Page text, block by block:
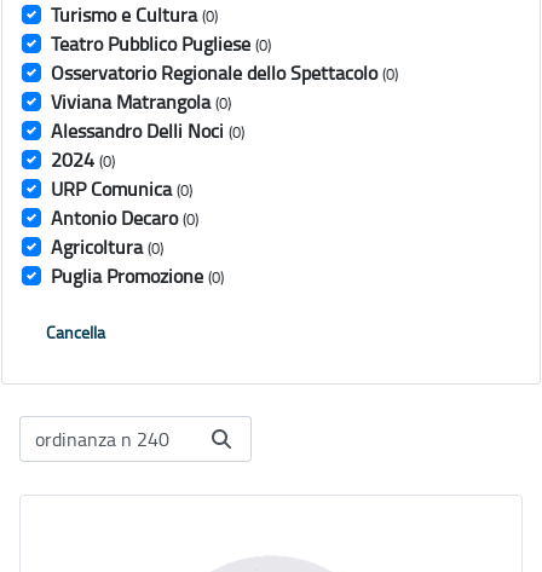
Turismo e Cultura (0)
Teatro Pubblico Pugliese (0)
Osservatorio Regionale dello Spettacolo (0)
Viviana Matrangola (0)
Alessandro Delli Noci (0)
2024 (0)
URP Comunica (0)
Antonio Decaro (0)
Agricoltura (0)
Puglia Promozione (0)
Cancella